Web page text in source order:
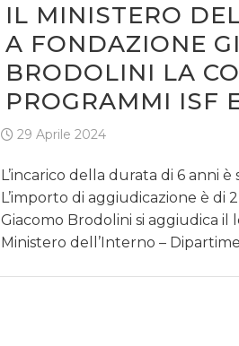
IL MINISTERO
A FONDAZIONE
BRODOLINI LA
PROGRAMMI ISF
29 Aprile 2024
L’incarico della durata di 6 anni
L’importo di aggiudicazione è di
Giacomo Brodolini si aggiudica il
Ministero dell’Interno –